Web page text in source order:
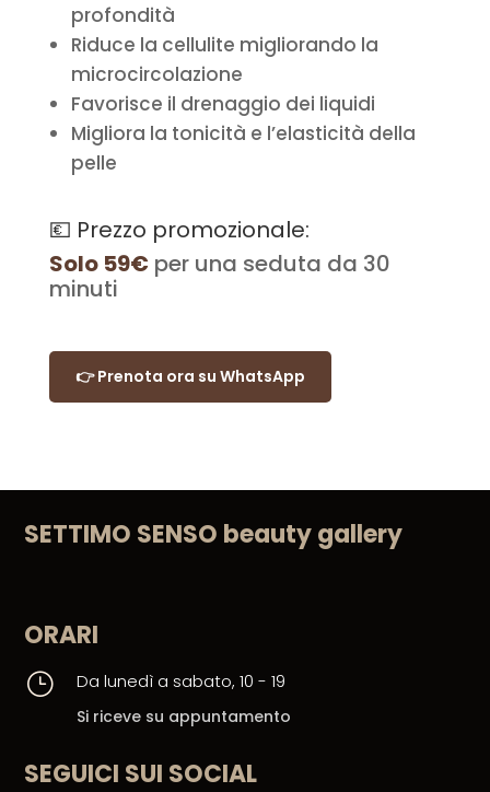
profondità
Riduce la cellulite migliorando la
microcircolazione
Favorisce il drenaggio dei liquidi
Migliora la tonicità e l’elasticità della
pelle
💶 Prezzo promozionale:
Solo 59€ per una seduta da 30
minuti
👉 Prenota ora su WhatsApp
SETTIMO SENSO beauty gallery
ORARI
} Da lunedì a sabato, 10 - 19
Si riceve su appuntamento
SEGUICI SUI SOCIAL